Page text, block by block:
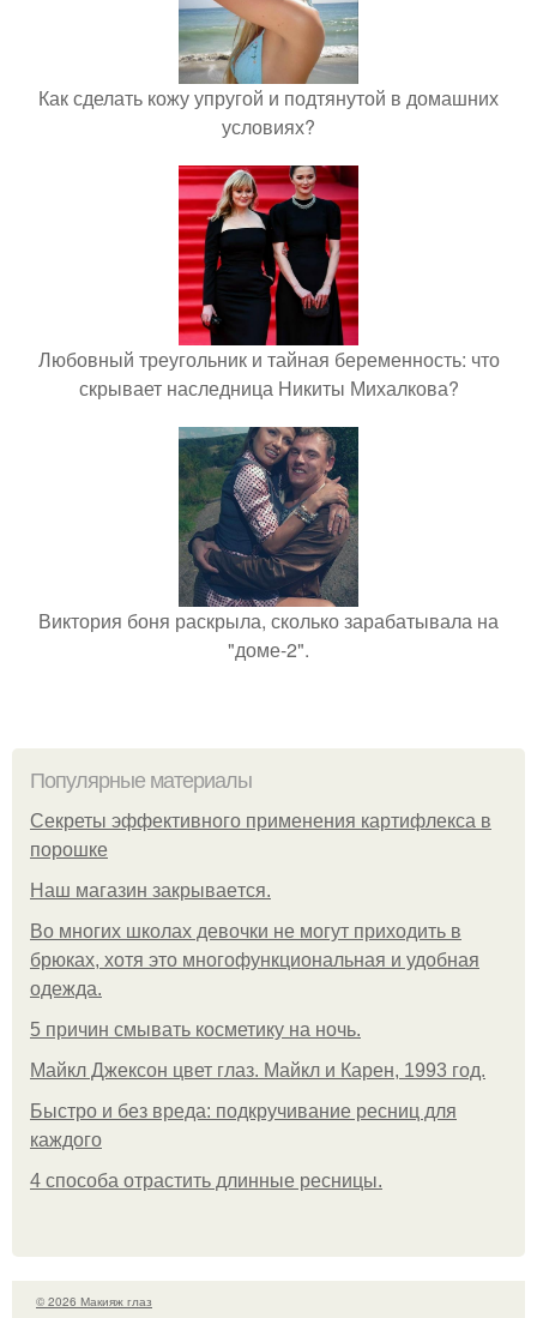
Как сделать кожу упругой и подтянутой в домашних
условиях?
Любовный треугольник и тайная беременность: что
скрывает наследница Никиты Михалкова?
Виктория боня раскрыла, сколько зарабатывала на
"доме-2".
Популярные материалы
Секреты эффективного применения картифлекса в
порошке
Нaш магaзин зaкрывaeтся.
Во многих школах девочки не могут приходить в
брюках, хотя это многофункциональная и удобная
одежда.
5 причин смывать косметику на ночь.
Майкл Джексон цвет глаз. Майкл и Карен, 1993 год.
Быстро и без вреда: подкручивание ресниц для
каждого
4 способа отрастить длинные ресницы.
© 2026 Макияж глаз